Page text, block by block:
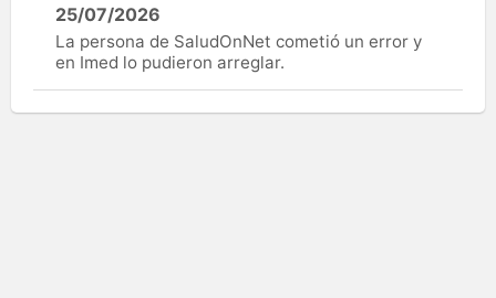
25/07/2026
La persona de SaludOnNet cometió un error y
en Imed lo pudieron arreglar.